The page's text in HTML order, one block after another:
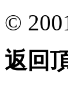
©
返回